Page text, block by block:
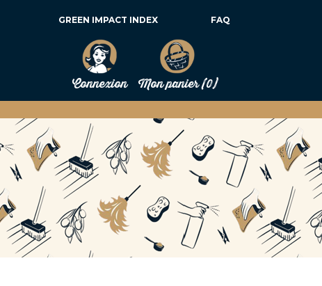
GREEN IMPACT INDEX FAQ
Connexion Mon panier(0)